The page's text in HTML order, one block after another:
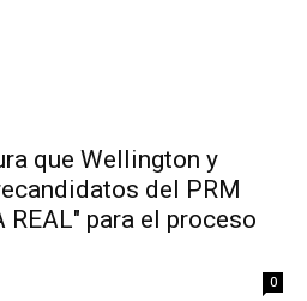
que Wellington y
del PRM
REAL" para el proceso
0